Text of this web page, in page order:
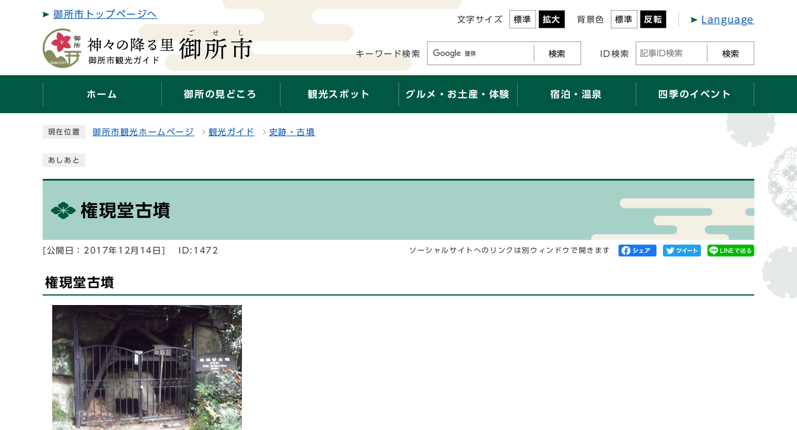
御所市トップページへ
文字サイズ 標準 拡大 背景色 標準 反転 Language
キーワード検索 検索 ID検索 検索
ホーム 御所の見どころ 観光スポット グルメ・お土産・体験 宿泊・温泉 四季のイベント
現在位置 御所市観光ホームページ 観光ガイド 史跡・古墳
あしあと
権現堂古墳
[公開日：2017年12月14日] ID:1472 ソーシャルサイトへのリンクは別ウィンドウで開きます
権現堂古墳